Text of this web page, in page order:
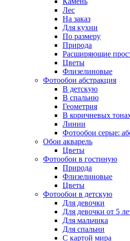
Лес
На заказ
Для кухни
По размеру
Природа
Расширяющие
Цветы
Флизелиновые
Фотообои абстракция
В детскую
В спальню
Геометрия
В коричневых
Линии
Фотообои серые:
Обои акварель
Цветы
Фотообои в гостиную
Природа
Флизелиновые
Цветы
Фотообои в детскую
Для девочки
Для девочки от 5
Для мальчика
Для спальни
С картой мира